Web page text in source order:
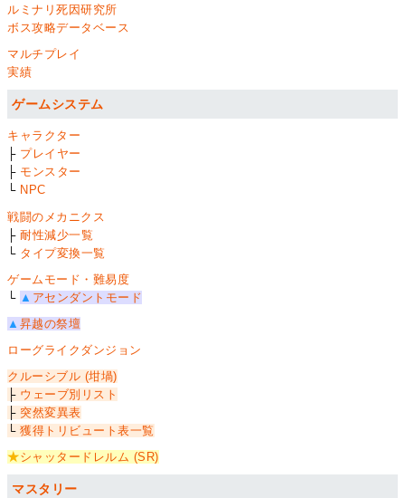
ルミナリ死因研究所
ボス攻略データベース
マルチプレイ
実績
ゲームシステム
キャラクター
├ プレイヤー
├ モンスター
└ NPC
戦闘のメカニクス
├耐性減少一覧
└ タイプ変換一覧
ゲームモード・難易度
└ ▲ アセンダントモード
▲ 昇越の祭壇
ローグライクダンジョン
クルーシブル (坩堝)
├ ウェーブ別リスト
├ 突然変異表
└獲得トリビュート表一覧
★シャッタードレルム (SR)
マスタリー